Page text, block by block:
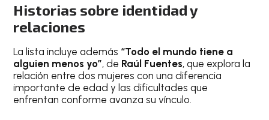
Historias sobre identidad y
relaciones
La lista incluye además “Todo el mundo tiene a
alguien menos yo”, de Raúl Fuentes, que explora la
relación entre dos mujeres con una diferencia
importante de edad y las dificultades que
enfrentan conforme avanza su vínculo.